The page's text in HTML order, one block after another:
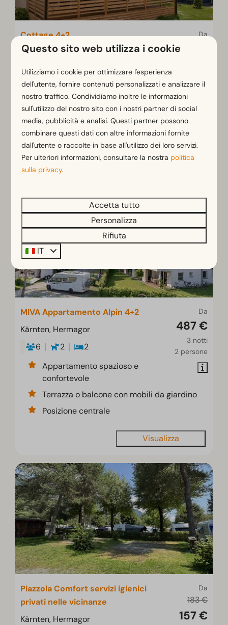
Da
2 persone
Cottage 4+2
Kärnten, Hermagor
6
2
2
Cottage accogliente con aria
condizionata
Molto adatto alle famiglie
Terrazza con mobili da giardino
Visualizza
IN EVIDENZA
Da
487 €
3 notti
2 persone
MIVA Appartamento Alpin 4+2
Kärnten, Hermagor
6
2
2
Appartamento spazioso e
confortevole
Terrazza o balcone con mobili da giardino
Posizione centrale
Visualizza
Da
183 €
157 €
Piazzola Comfort servizi igienici
privati nelle vicinanze
Kärnten, Hermagor
Questo sito web utilizza i cookie
Utilizziamo i cookie per ottimizzare l'esperienza
dell'utente, fornire contenuti personalizzati e analizzare il
nostro traffico. Condividiamo inoltre le informazioni
sull'utilizzo del nostro sito con i nostri partner di social
media, pubblicità e analisi. Questi partner possono
combinare questi dati con altre informazioni fornite
dall'utente o raccolte in base all'utilizzo dei loro servizi.
Per ulteriori informazioni, consultare la nostra politica
sulla privacy.
Accetta tutto
Personalizza
Rifiuta
IT